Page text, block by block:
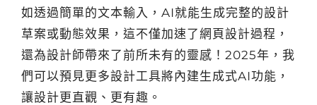
如透過簡單的文本輸入，AI就能生成完整的設計
草案或動態效果，這不僅加速了網頁設計過程，
還為設計師帶來了前所未有的靈感！2025年，我
們可以預見更多設計工具將內建生成式AI功能，
讓設計更直觀、更有趣。